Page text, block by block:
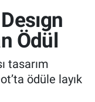
Ödül
tasarım
ödüle layık